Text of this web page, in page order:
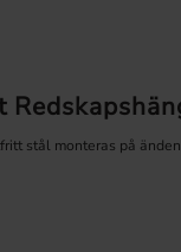
stål monteras på